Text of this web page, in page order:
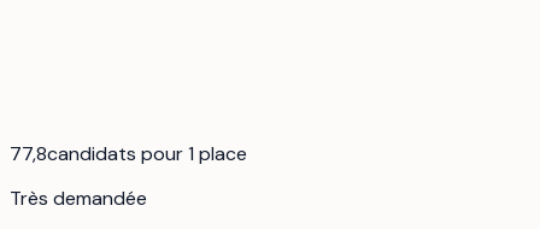
77,8candidats pour 1 place
Très demandée